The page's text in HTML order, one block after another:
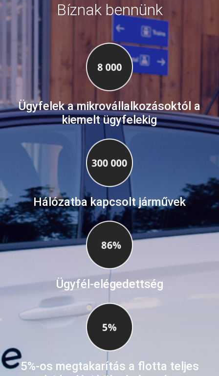
Bíznak bennünk
Ügyfelek a mikrovállalkozásoktól a
kiemelt ügyfelekig
Hálózatba kapcsolt járművek
Ügyfél-elégedettség
5%-os megtakarítás a flotta teljes